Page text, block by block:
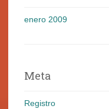
enero 2009
Meta
Registro